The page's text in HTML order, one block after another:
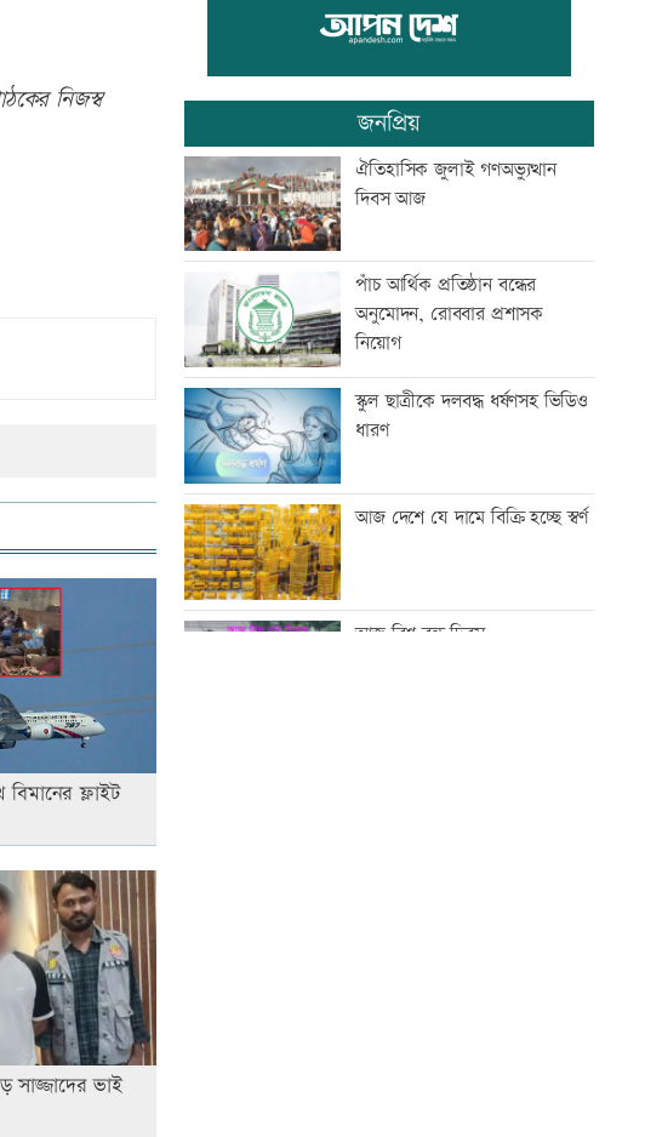
নিজস্ব
ফ্লাইট
সাজ্জাদের ভাই
টাকা
বিদ্যুৎ-জ্বালানি নিয়ে বিভ্রান্তি সৃষ্টি
করা হচ্ছে: প্রধানমন্ত্রী
সঠিক সময়ে আসেননি পরীমনি,
জনপ্রিয়
ঐতিহাসিক জুলাই গণঅভ্যুত্থান
দিবস আজ
পাঁচ আর্থিক প্রতিষ্ঠান বন্ধের
অনুমোদন, রোববার প্রশাসক
নিয়োগ
স্কুল ছাত্রীকে দলবদ্ধ ধর্ষণসহ ভিডিও
ধারণ
আজ দেশে যে দামে বিক্রি হচ্ছে স্বর্ণ
আজ বিশ্ব বন্ধু দিবস